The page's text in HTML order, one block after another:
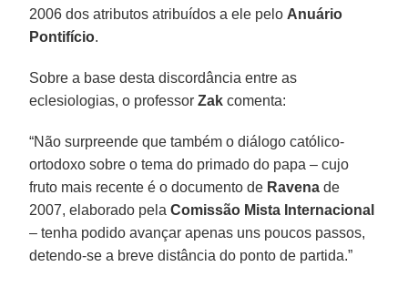
2006 dos atributos atribuídos a ele pelo Anuário
Pontifício.
Sobre a base desta discordância entre as
eclesiologias, o professorZak comenta:
“Não surpreende que também o diálogo católico-
ortodoxo sobre o tema do primado do papa – cujo
fruto mais recente é o documento de Ravena de
2007, elaborado pelaComissão Mista Internacional
– tenha podido avançar apenas uns poucos passos,
detendo-se a breve distância do ponto de partida.”